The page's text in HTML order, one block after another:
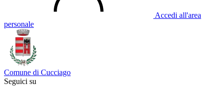
Accedi all'area
personale
Comune di Cucciago
Seguici su